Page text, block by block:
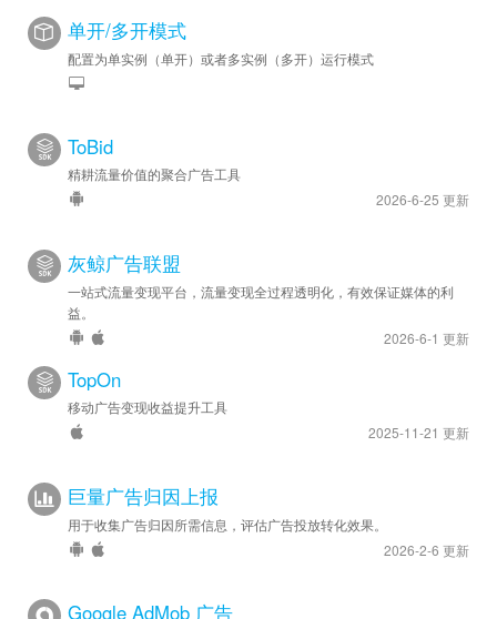
单开/多开模式
配置为单实例（单开）或者多实例（多开）运行模式
ToBid
精耕流量价值的聚合广告工具
2026-6-25 更新
灰鲸广告联盟
一站式流量变现平台，流量变现全过程透明化，有效保证媒体的利
益。
2026-6-1 更新
TopOn
移动广告变现收益提升工具
2025-11-21 更新
巨量广告归因上报
用于收集广告归因所需信息，评估广告投放转化效果。
2026-2-6 更新
Google AdMob 广告